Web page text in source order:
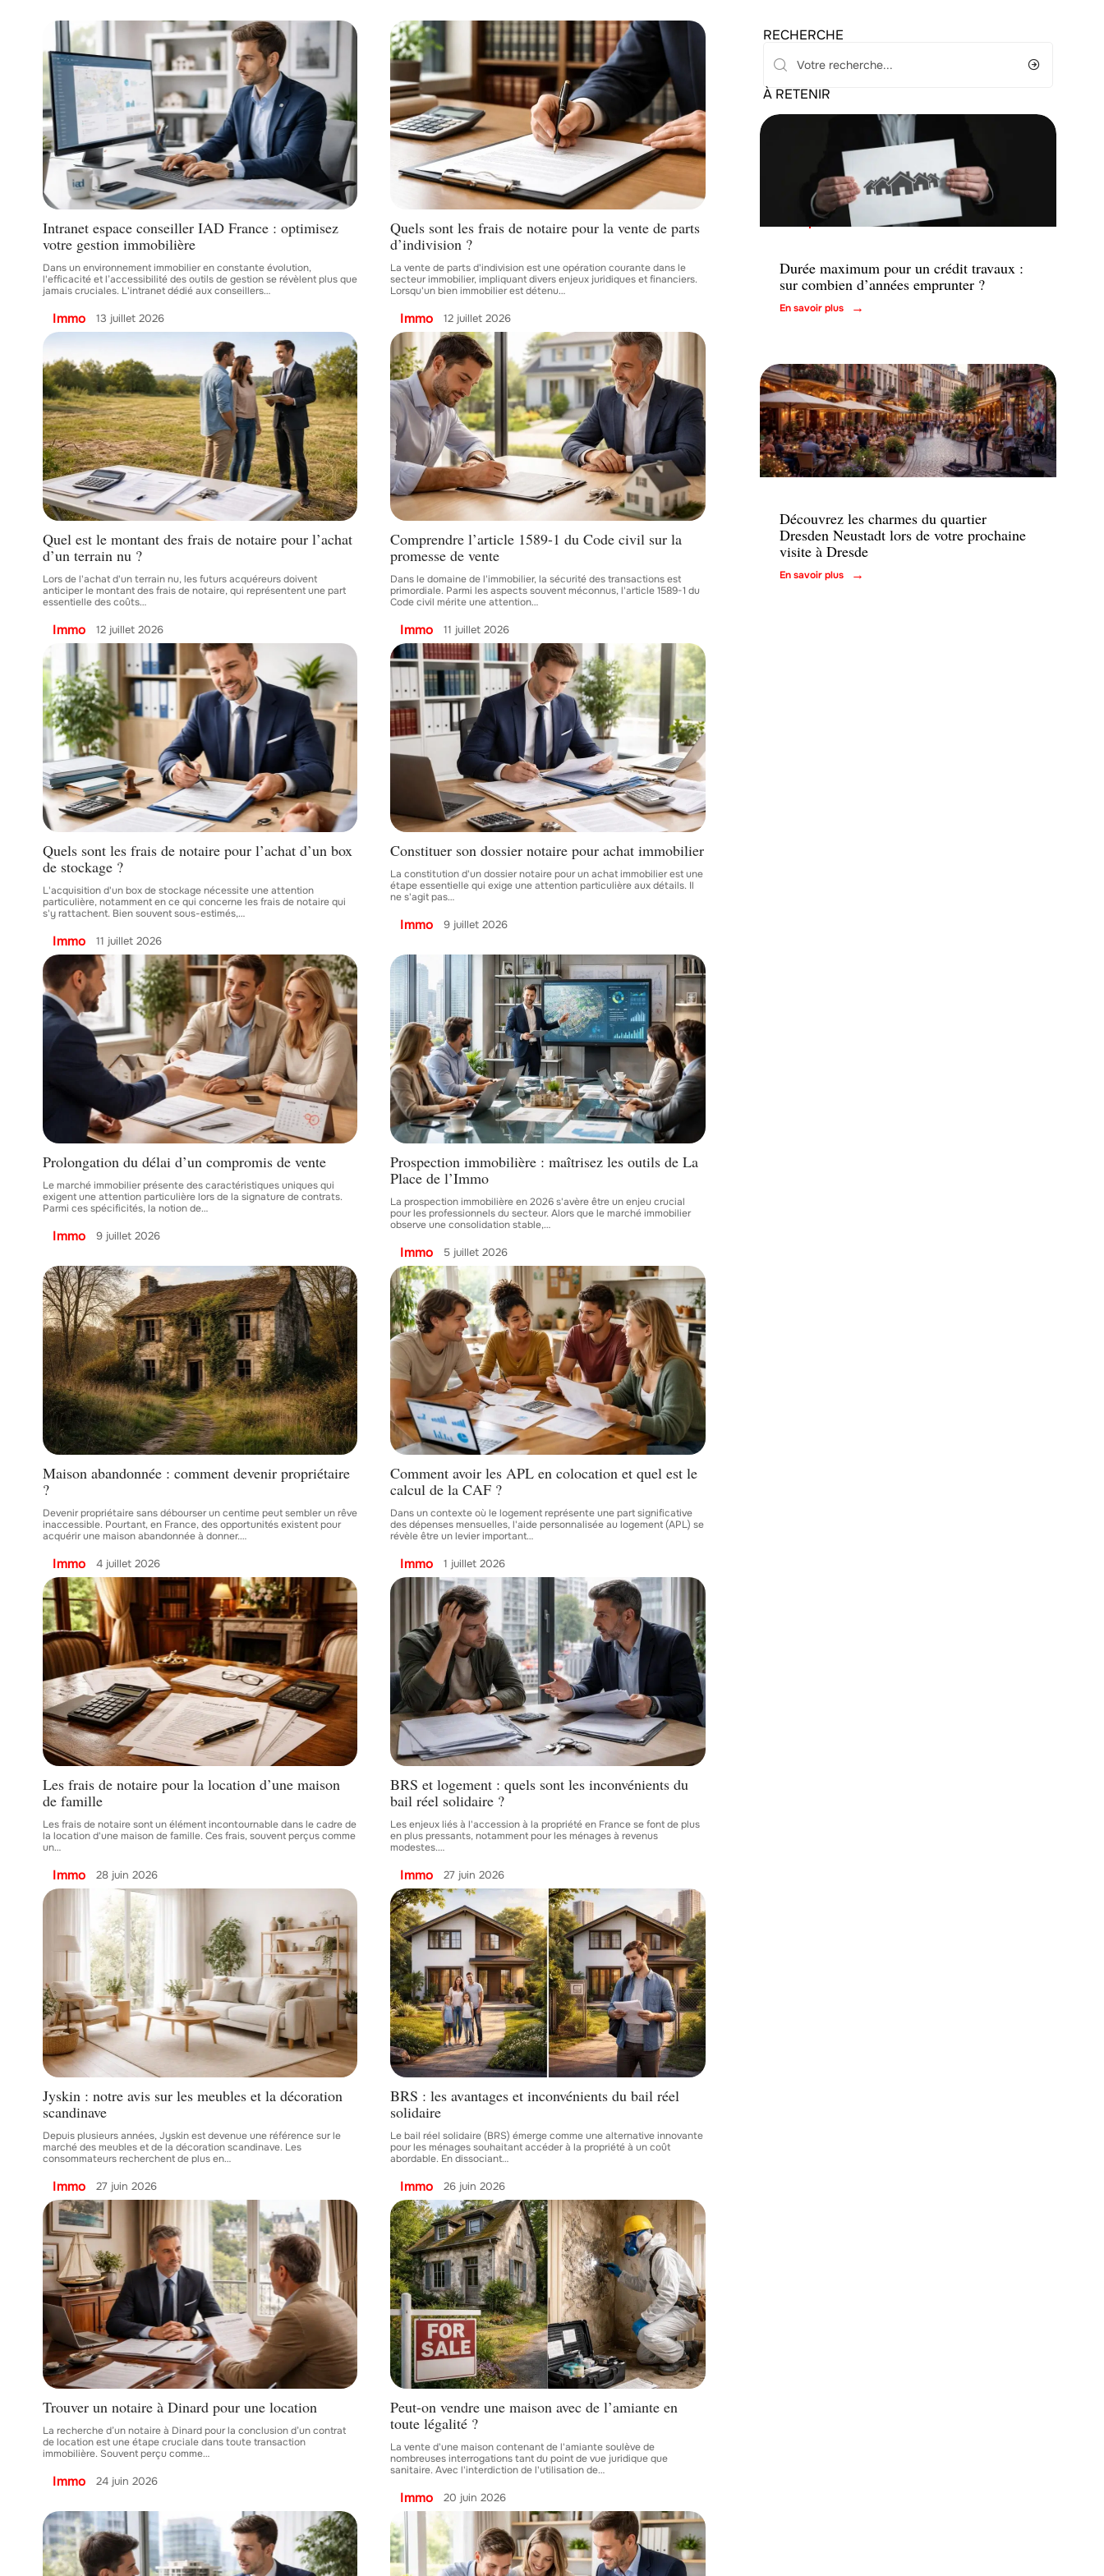
Intranet espace conseiller IAD France : optimisez
votre gestion immobilière
Dans un environnement immobilier en constante évolution,
l'efficacité et l’accessibilité des outils de gestion se révèlent plus que
jamais cruciales. L'intranet dédié aux conseillers…
Immo 13 juillet 2026
Quels sont les frais de notaire pour la vente de parts
d’indivision ?
La vente de parts d'indivision est une opération courante dans le
secteur immobilier, impliquant divers enjeux juridiques et financiers.
Lorsqu'un bien immobilier est détenu…
Immo 12 juillet 2026
Quel est le montant des frais de notaire pour l’achat
d’un terrain nu ?
Lors de l'achat d'un terrain nu, les futurs acquéreurs doivent
anticiper le montant des frais de notaire, qui représentent une part
essentielle des coûts…
Immo 12 juillet 2026
Comprendre l’article 1589-1 du Code civil sur la
promesse de vente
Dans le domaine de l'immobilier, la sécurité des transactions est
primordiale. Parmi les aspects souvent méconnus, l'article 1589-1 du
Code civil mérite une attention…
Immo 11 juillet 2026
Quels sont les frais de notaire pour l’achat d’un box
de stockage ?
L'acquisition d'un box de stockage nécessite une attention
particulière, notamment en ce qui concerne les frais de notaire qui
s'y rattachent. Bien souvent sous-estimés,…
Immo 11 juillet 2026
Constituer son dossier notaire pour achat immobilier
La constitution d'un dossier notaire pour un achat immobilier est une
étape essentielle qui exige une attention particulière aux détails. Il
ne s'agit pas…
Immo 9 juillet 2026
Prolongation du délai d’un compromis de vente
Le marché immobilier présente des caractéristiques uniques qui
exigent une attention particulière lors de la signature de contrats.
Parmi ces spécificités, la notion de…
Immo 9 juillet 2026
Prospection immobilière : maîtrisez les outils de La
Place de l’Immo
La prospection immobilière en 2026 s'avère être un enjeu crucial
pour les professionnels du secteur. Alors que le marché immobilier
observe une consolidation stable,…
Immo 5 juillet 2026
Maison abandonnée : comment devenir propriétaire
?
Devenir propriétaire sans débourser un centime peut sembler un rêve
inaccessible. Pourtant, en France, des opportunités existent pour
acquérir une maison abandonnée à donner.…
Immo 4 juillet 2026
Comment avoir les APL en colocation et quel est le
calcul de la CAF ?
Dans un contexte où le logement représente une part significative
des dépenses mensuelles, l'aide personnalisée au logement (APL) se
révèle être un levier important…
Immo 1 juillet 2026
Les frais de notaire pour la location d’une maison
de famille
Les frais de notaire sont un élément incontournable dans le cadre de
la location d'une maison de famille. Ces frais, souvent perçus comme
un…
Immo 28 juin 2026
BRS et logement : quels sont les inconvénients du
bail réel solidaire ?
Les enjeux liés à l'accession à la propriété en France se font de plus
en plus pressants, notamment pour les ménages à revenus
modestes.…
Immo 27 juin 2026
Jyskin : notre avis sur les meubles et la décoration
scandinave
Depuis plusieurs années, Jyskin est devenue une référence sur le
marché des meubles et de la décoration scandinave. Les
consommateurs recherchent de plus en…
Immo 27 juin 2026
BRS : les avantages et inconvénients du bail réel
solidaire
Le bail réel solidaire (BRS) émerge comme une alternative innovante
pour les ménages souhaitant accéder à la propriété à un coût
abordable. En dissociant…
Immo 26 juin 2026
Trouver un notaire à Dinard pour une location
La recherche d’un notaire à Dinard pour la conclusion d’un contrat
de location est une étape cruciale dans toute transaction
immobilière. Souvent perçu comme…
Immo 24 juin 2026
Peut-on vendre une maison avec de l’amiante en
toute légalité ?
La vente d'une maison contenant de l'amiante soulève de
nombreuses interrogations tant du point de vue juridique que
sanitaire. Avec l'interdiction de l'utilisation de…
Immo 20 juin 2026
RECHERCHE
À RETENIR
Emprunter
Durée maximum pour un crédit travaux :
sur combien d’années emprunter ?
En savoir plus
Immo
Découvrez les charmes du quartier
Dresden Neustadt lors de votre prochaine
visite à Dresde
En savoir plus